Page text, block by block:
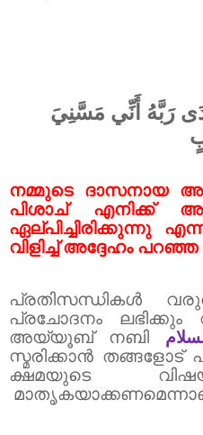
رَبَّهُ أَنِّي مَسَّنِيَ
നമ്മുടെ ദാസനായ
പിശാച് എനിക്ക്
ഏല്പിച്ചിരിക്കുന്നു
വിളിച്ച് അദ്ദേഹം പറഞ്ഞ
പ്രതിസന്ധികൾ
പ്രചോദനം ലഭിക്കും
അയ്യൂബ് നബി
സ്മരിക്കാൻ
ക്ഷമയുടെ